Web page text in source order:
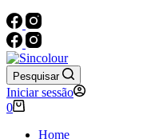
Pesquisar
Iniciar sessão
Carrinho
compras
0
Home